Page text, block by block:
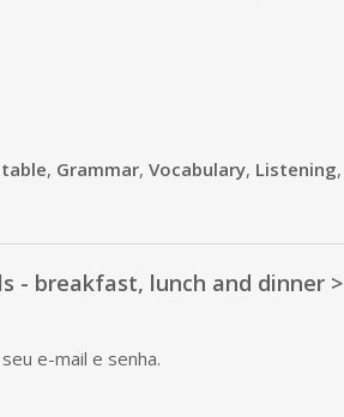
, Grammar, Vocabulary, Listening,
- breakfast, lunch and dinner >
e-mail e senha.